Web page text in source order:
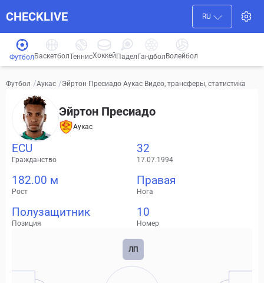
CHECKLIVE RU
Футбол БаскетболТеннисХоккей ПаделГандбол Волейбол
Футбол /Аукас /Эйртон Пресиадо Аукас Видео, трансферы, статистика
Эйртон Пресиадо
Аукас
ECU
Гражданство
32
17.07.1994
182.00 м
Рост
Правая
Нога
Полузащитник
Позиция
10
Номер
ЛП